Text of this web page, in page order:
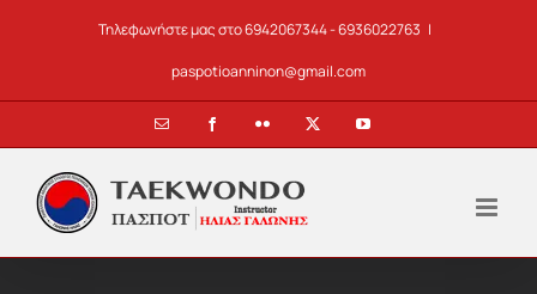
Τηλεφωνήστε μας στο 6942067344 - 6936022763 |
paspotioanninon@gmail.com
Email FacebookFlickr YouTube